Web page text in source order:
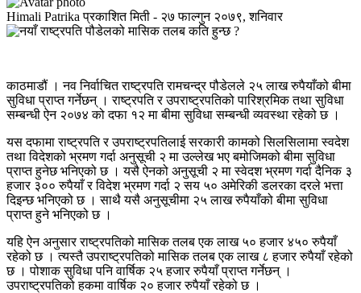
Himali Patrika प्रकाशित मिती - २७ फाल्गुन २०७९, शनिवार
काठमाडौं । नव निर्वाचित राष्ट्रपति रामचन्द्र पौडेलले २५ लाख रुपैयाँको बीमा
सुविधा प्राप्त गर्नेछन् । राष्ट्रपति र उपराष्ट्रपतिको पारिश्रमिक तथा सुविधा
सम्बन्धी ऐन २०७४ को दफा १२ मा बीमा सुविधा सम्बन्धी व्यवस्था रहेको छ ।
यस दफामा राष्ट्रपति र उपराष्ट्रपतिलाई सरकारी कामको सिलसिलामा स्वदेश
तथा विदेशको भ्रमण गर्दा अनुसूची २ मा उल्लेख भए बमोजिमको बीमा सुविधा
प्राप्त हुनेछ भनिएको छ । यसै ऐनको अनुसूची २ मा स्वेदश भ्रमण गर्दा दैनिक ३
हजार ३०० रुपैयाँ र विदेश भ्रमण गर्दा २ सय ५० अमेरिकी डलरका दरले भत्ता
दिइन्छ भनिएको छ । साथै यसै अनुसूचीमा २५ लाख रुपैयाँको बीमा सुविधा
प्राप्त हुने भनिएको छ ।
यहि ऐन अनुसार राष्ट्रपतिको मासिक तलब एक लाख ५० हजार ४५० रुपैयाँ
रहेको छ । त्यस्तै उपराष्ट्रपतिको मासिक तलब एक लाख ८ हजार रुपैयाँ रहेको
छ । पोशाक सुविधा पनि वार्षिक २५ हजार रुपैयाँ प्राप्त गर्नेछन् ।
उपराष्ट्रपतिको हकमा वार्षिक २० हजार रुपैयाँ रहेको छ ।